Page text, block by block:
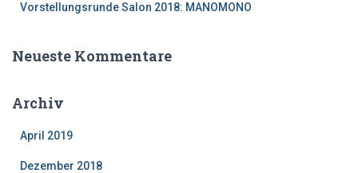
Vorstellungsrunde Salon 2018: MANOMONO
Neueste Kommentare
Archiv
April 2019
Dezember 2018